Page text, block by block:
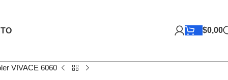
$0,00
VIVACE 6060